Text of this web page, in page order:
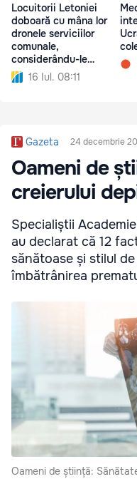
Locuitorii Letoniei
doboară cu mâna lor
dronele serviciilor
comunale,
considerându-le
spionaj16 Iul. 08:11
Gazeta 24 decembrie
Oameni de
creierului
Specialiștii
au declarat că 12
sănătoase și stilul
îmbătrânirea
Oameni de știință: